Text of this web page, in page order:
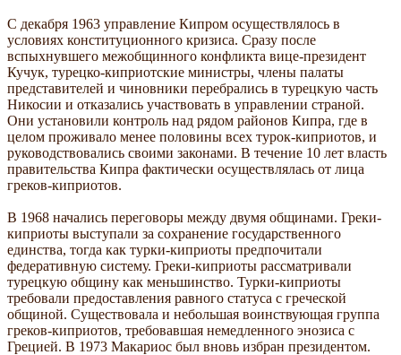
С декабря 1963 управление Кипром осуществлялось в
условиях конституционного кризиса. Сразу после
вспыхнувшего межобщинного конфликта вице-президент
Кучук, турецко-киприотские министры, члены палаты
представителей и чиновники перебрались в турецкую часть
Никосии и отказались участвовать в управлении страной.
Они установили контроль над рядом районов Кипра, где в
целом проживало менее половины всех турок-киприотов, и
руководствовались своими законами. В течение 10 лет власть
правительства Кипра фактически осуществлялась от лица
греков-киприотов.
В 1968 начались переговоры между двумя общинами. Греки-
киприоты выступали за сохранение государственного
единства, тогда как турки-киприоты предпочитали
федеративную систему. Греки-киприоты рассматривали
турецкую общину как меньшинство. Турки-киприоты
требовали предоставления равного статуса с греческой
общиной. Существовала и небольшая воинствующая группа
греков-киприотов, требовавшая немедленного энозиса с
Грецией. В 1973 Макариос был вновь избран президентом.